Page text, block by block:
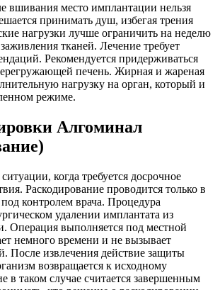
вшивания место имплантации нельзя
принимать душ, избегая трения
нагрузки лучше ограничить на неделю
тканей. Лечение требует
Рекомендуется придерживаться
печень. Жирная и жареная
нагрузку на орган, который и
режиме.
Алгоминал
когда требуется досрочное
Раскодирование проводится только в
контролем врача. Процедура
удалении имплантата из
Операция выполняется под местной
немного времени и не вызывает
После извлечения действие защиты
возвращается к исходному
в таком случае считается завершенным